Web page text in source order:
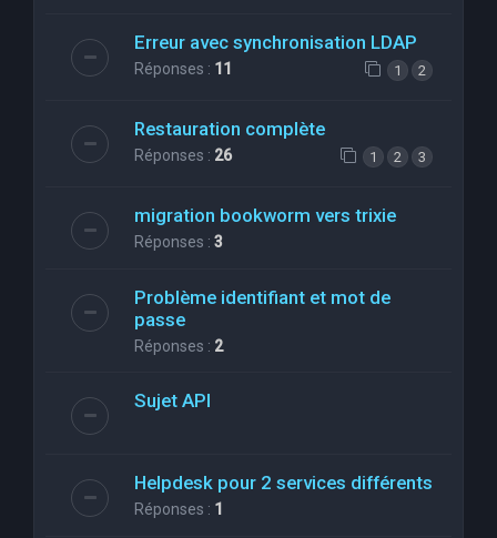
Erreur avec synchronisation LDAP
Réponses : 11 1 2
Restauration complète
Réponses : 26 1 2 3
migration bookworm vers trixie
Réponses : 3
Problème identifiant et mot de
passe
Réponses : 2
Sujet API
Helpdesk pour 2 services différents
Réponses : 1